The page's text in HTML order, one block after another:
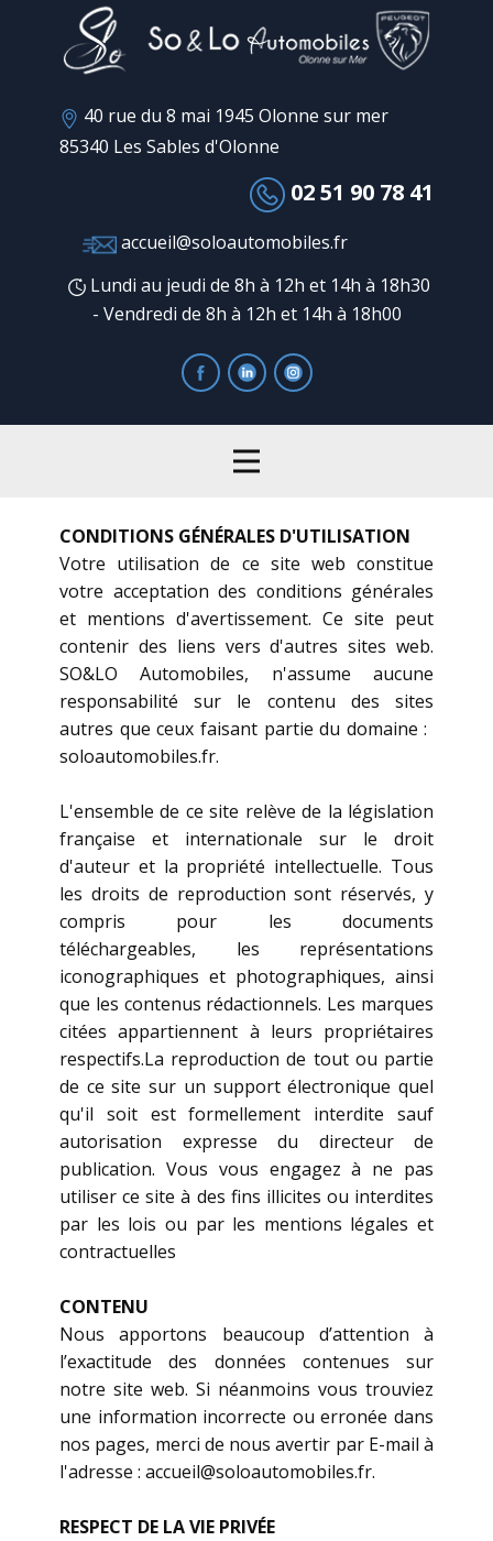
02 51 90 78 41
40 rue du 8 mai 1945 Olonne sur mer
85340 Les Sables d'Olonne
accueil@soloautomobiles.fr
Lundi au jeudi de 8h à 12h et 14h à 18h30
- Vendredi de 8h à 12h et 14h à 18h00
CONDITIONS GÉNÉRALES D'UTILISATION
Votre utilisation de ce site web constitue
votre acceptation des conditions générales
et mentions d'avertissement. Ce site peut
contenir des liens vers d'autres sites web.
SO&LO Automobiles, n'assume aucune
responsabilité sur le contenu des sites
autres que ceux faisant partie du domaine : ​​
soloautomobiles.fr.
L'ensemble de ce site relève de la législation
française et internationale sur le droit
d'auteur et la propriété intellectuelle. Tous
les droits de reproduction sont réservés, y
compris pour les documents
téléchargeables, les représentations
iconographiques et photographiques, ainsi
que les contenus rédactionnels. Les marques
citées appartiennent à leurs propriétaires
respectifs.La reproduction de tout ou partie
de ce site sur un support électronique quel
qu'il soit est formellement interdite sauf
autorisation expresse du directeur de
publication. Vous vous engagez à ne pas
utiliser ce site à des fins illicites ou interdites
par les lois ou par les mentions légales et
contractuelles
CONTENU
Nous apportons beaucoup d’attention à
l’exactitude des données contenues sur
notre site web. Si néanmoins vous trouviez
une information incorrecte ou erronée dans
nos pages, merci de nous avertir par E-mail à
l'adresse : ​ ​accueil@soloautomobiles.fr.
RESPECT DE LA VIE PRIVÉE